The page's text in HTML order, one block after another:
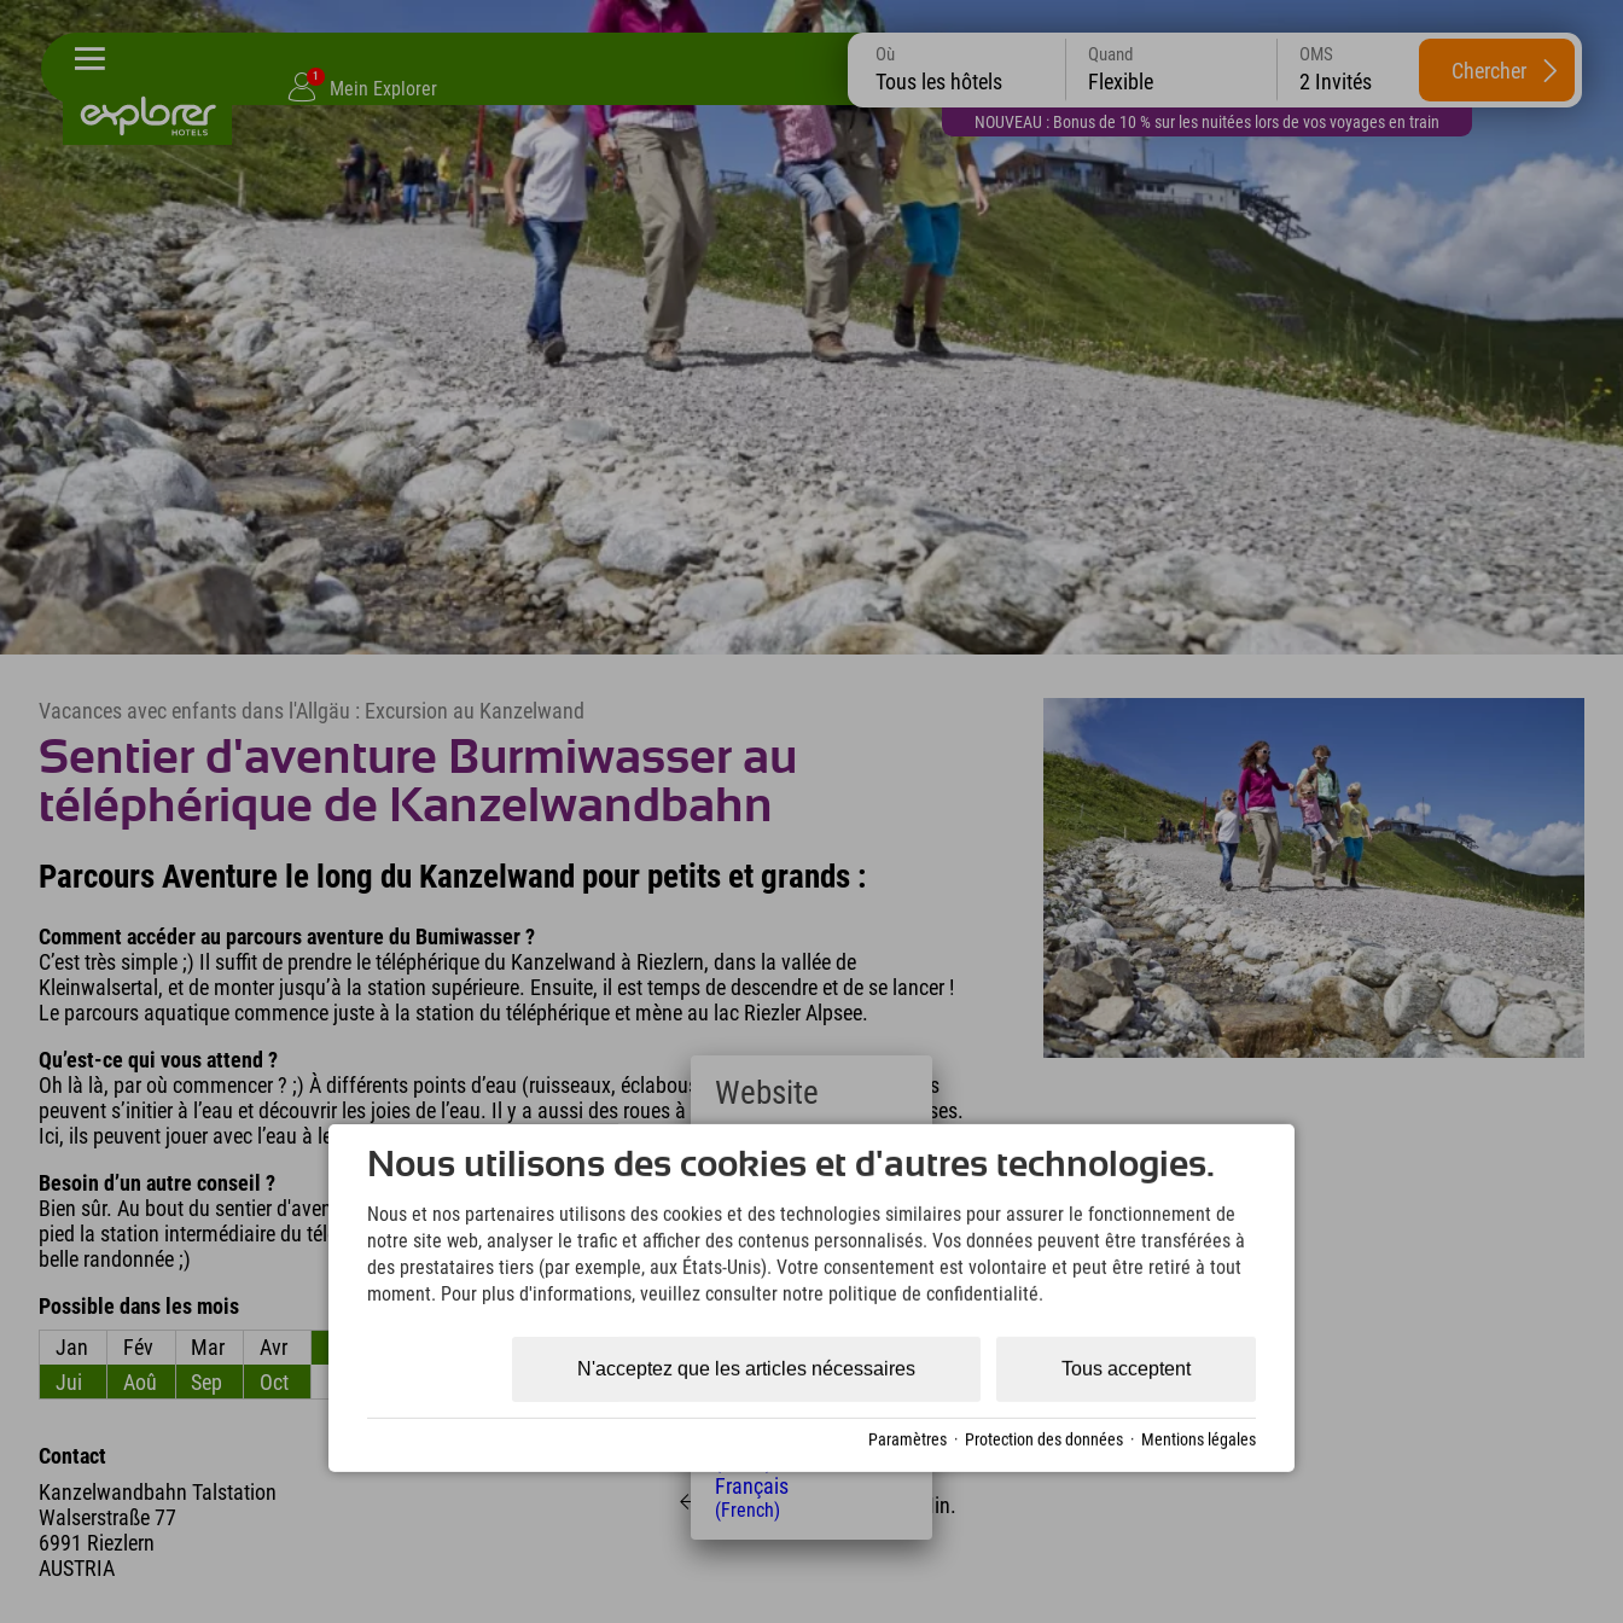
1
Mein Explorer
NOUVEAU : Bonus de 10 % sur les nuitées lors de vos voyages en train
Où
Tous les hôtels
Quand
Flexible
OMS
2 Invités Chercher
Vacances avec enfants dans l'Allgäu : Excursion au Kanzelwand
Sentier d'aventure Burmiwasser au
téléphérique de Kanzelwandbahn
Parcours Aventure le long du Kanzelwand pour petits et grands :
Comment accéder au parcours aventure du Bumiwasser ?
C’est très simple ;) Il suffit de prendre le téléphérique du Kanzelwand à Riezlern, dans la vallée de
Kleinwalsertal, et de monter jusqu’à la station supérieure. Ensuite, il est temps de descendre et de se lancer !
Le parcours aquatique commence juste à la station du téléphérique et mène au lac Riezler Alpsee.
Qu’est-ce qui vous attend ?
Oh là là, par où commencer ? ;) À différents points d’eau (ruisseaux, éclaboussures, barrages), les enfants
peuvent s’initier à l’eau et découvrir les joies de l’eau. Il y a aussi des roues à eau, des bassins et des écluses.
Ici, ils peuvent jouer avec l’eau à leur guise, sans aucune réprimande !
Besoin d’un autre conseil ?
Bien sûr. Au bout du sentier d'aventure, vous atteindrez le lac Riezler Alpsee. De là, vous pourrez rejoindre à
pied la station intermédiaire du téléphérique de Fellhorn et terminer votre journée riche en émotions par une
belle randonnée ;)
Possible dans les mois
Jan
Fév Mar Avr
Jui
Aoû Sep Oct
Contact
Kanzelwandbahn Talstation
Walserstraße 77
6991 Riezlern
AUSTRIA
10 km Min.
Nous utilisons des cookies et d'autres technologies.
Nous et nos partenaires utilisons des cookies et des technologies similaires pour assurer le fonctionnement de
notre site web, analyser le trafic et afficher des contenus personnalisés. Vos données peuvent être transférées à
des prestataires tiers (par exemple, aux États-Unis). Votre consentement est volontaire et peut être retiré à tout
moment. Pour plus d'informations, veuillez consulter notre politique de confidentialité.
Tous acceptent
N'acceptez que les articles nécessaires
Paramètres · Protection des données · Mentions légales
Website
Deutsch
(German)
(English)
Italiano
(Italian)
Čeština
(Polish)
(Hungarian)
Français
(French)